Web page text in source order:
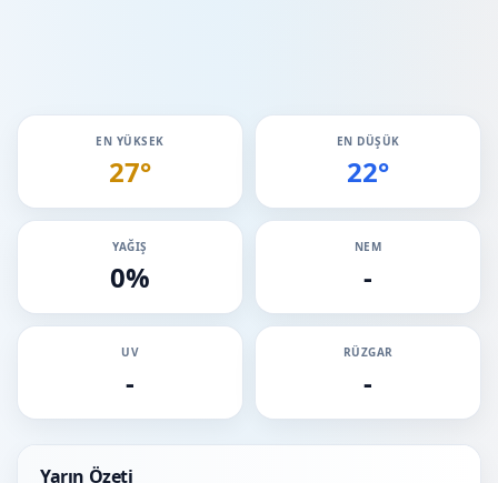
EN YÜKSEK
27°
EN DÜŞÜK
22°
YAĞIŞ
0%
NEM
-
UV
-
RÜZGAR
-
Yarın Özeti